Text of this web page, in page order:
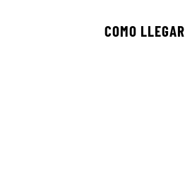
COMO LLEGAR